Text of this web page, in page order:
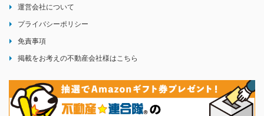
運営会社について
プライバシーポリシー
免責事項
掲載をお考えの不動産会社様はこちら